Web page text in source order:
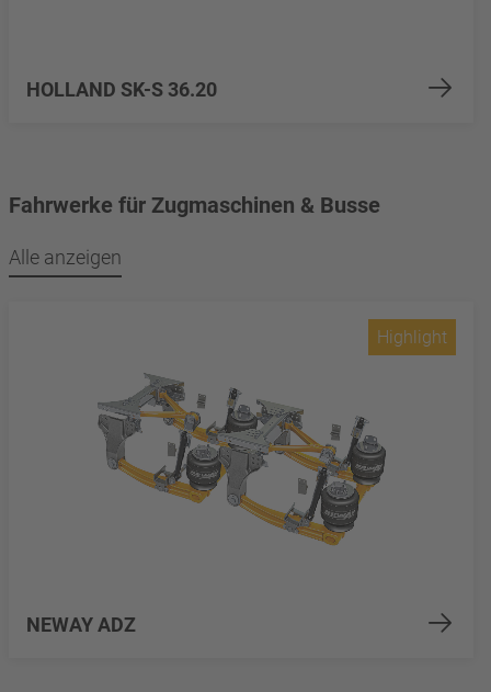
HOLLAND SK-S 36.20
Fahrwerke für Zugmaschinen & Busse
Alle anzeigen
NEWAY ADZ
Highlight